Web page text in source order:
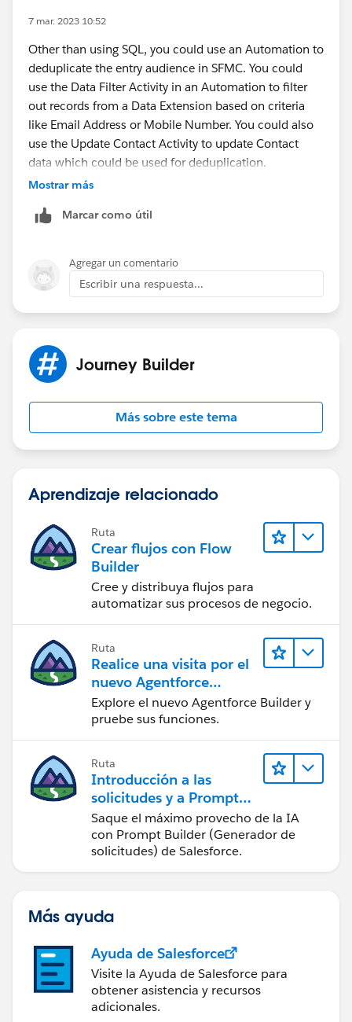
7 mar. 2023 10:52
Other than using SQL, you could use an Automation to
deduplicate the entry audience in SFMC. You could
use the Data Filter Activity in an Automation to filter
out records from a Data Extension based on criteria
like Email Address or Mobile Number. You could also
use the Update Contact Activity to update Contact
data which could be used for deduplication.
Mostrar más
Marcar como útil
Agregar un comentario
Escribir una respuesta...
Journey Builder
Más sobre este tema
Aprendizaje relacionado
Ruta
Crear flujos con Flow
Builder
Cree y distribuya flujos para
automatizar sus procesos de negocio.
Ruta
Realice una visita por el
nuevo Agentforce
Builder
Explore el nuevo Agentforce Builder y
pruebe sus funciones.
Ruta
Introducción a las
solicitudes y a Prompt
Builder (Generador de
solicitudes)
Saque el máximo provecho de la IA
con Prompt Builder (Generador de
solicitudes) de Salesforce.
Más ayuda
Ayuda de Salesforce
Visite la Ayuda de Salesforce para
obtener asistencia y recursos
adicionales.